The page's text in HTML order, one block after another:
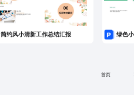
简约风小清新工作总结汇报 绿色
首页